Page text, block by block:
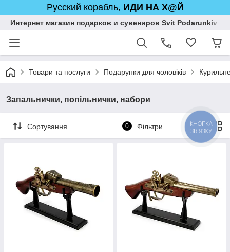
Русский корабль, ИДИ НА Х@Й
Интернет магазин подарков и сувениров Svit Podarunkiv
Товари та послуги Подарунки для чоловіків
Запальнички, попільнички, набори
Сортування 0 Фільтри
КНОПКА
ЗВ'ЯЗКУ